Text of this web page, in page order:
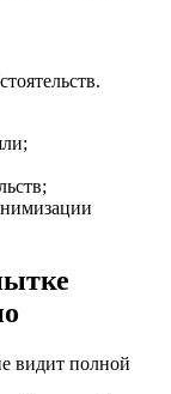
видит полной